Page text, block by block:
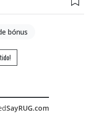
bónus
SayRUG.com